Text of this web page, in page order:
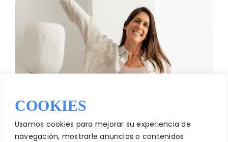
COOKIES
Usamos cookies para mejorar su experiencia de
navegación, mostrarle anuncios o contenidos